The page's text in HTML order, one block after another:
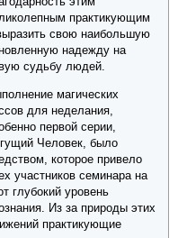
практикующим
свою наибольшую
надежду на
судьбу людей.
магических
для неделания,
первой серии,
Человек, было
которое привело
участников семинара на
глубокий уровень
Из за природы этих
практикующие